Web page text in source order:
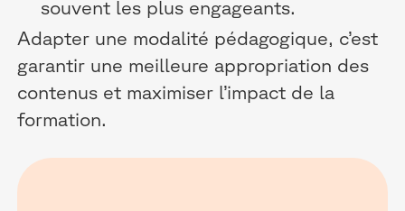
souvent les plus engageants.
Adapter une modalité pédagogique, c’est
garantir une meilleure appropriation des
contenus et maximiser l’impact de la
formation.